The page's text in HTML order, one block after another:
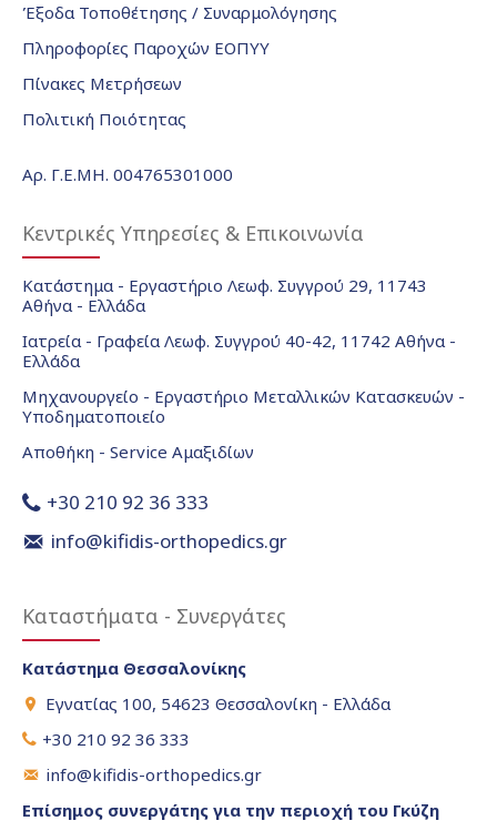
Έξοδα Τοποθέτησης / Συναρμολόγησης
Πληροφορίες Παροχών ΕΟΠΥΥ
Πίνακες Μετρήσεων
Πολιτική Ποιότητας
Αρ. Γ.Ε.ΜΗ. 004765301000
Κεντρικές Υπηρεσίες & Επικοινωνία
Κατάστημα - Εργαστήριο Λεωφ. Συγγρού 29, 11743
Αθήνα - Ελλάδα
Ιατρεία - Γραφεία Λεωφ. Συγγρού 40-42, 11742 Αθήνα -
Ελλάδα
Μηχανουργείο - Εργαστήριο Μεταλλικών Κατασκευών -
Υποδηματοποιείο
Αποθήκη - Service Αμαξιδίων
+30 210 92 36 333
info@kifidis-orthopedics.gr
Καταστήματα - Συνεργάτες
Κατάστημα Θεσσαλονίκης
Εγνατίας 100, 54623 Θεσσαλονίκη - Ελλάδα
+30 210 92 36 333
info@kifidis-orthopedics.gr
Επίσημος συνεργάτης για την περιοχή του Γκύζη